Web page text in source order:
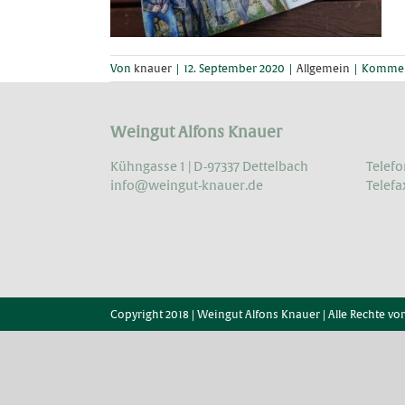
Von knauer 12. September 2020 Allgemein
Weingut Alfons Knauer
Kühngasse 1 | D-97337 Dettelbach
info@weingut-knauer.de
Copyright 2018 | Weingut Alfons Knauer | Alle Rechte